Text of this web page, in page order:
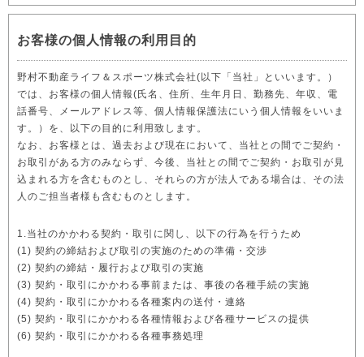
お客様の個人情報の利用目的
野村不動産ライフ＆スポーツ株式会社(以下「当社」といいます。）
では、お客様の個人情報(氏名、住所、生年月日、勤務先、年収、電
話番号、メールアドレス等、個人情報保護法にいう個人情報をいいま
す。）を、以下の目的に利用致します。
なお、お客様とは、過去および現在において、当社との間でご契約・
お取引がある方のみならず、今後、当社との間でご契約・お取引が見
込まれる方を含むものとし、それらの方が法人である場合は、その法
人のご担当者様も含むものとします。
1.当社のかかわる契約・取引に関し、以下の行為を行うため
(1) 契約の締結および取引の実施のための準備・交渉
(2) 契約の締結・履行および取引の実施
(3) 契約・取引にかかわる事前または、事後の各種手続の実施
(4) 契約・取引にかかわる各種案内の送付・連絡
(5) 契約・取引にかかわる各種情報および各種サービスの提供
(6) 契約・取引にかかわる各種事務処理